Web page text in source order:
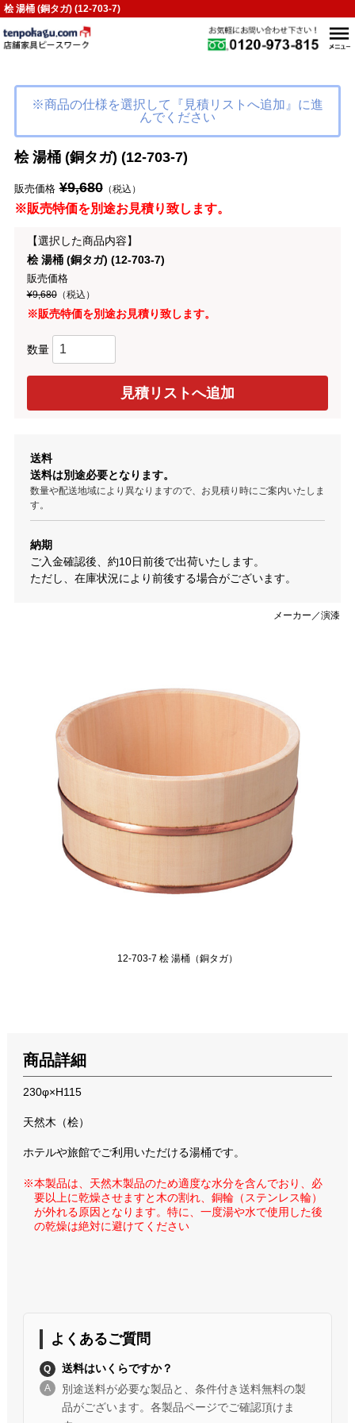
桧 湯桶 (銅タガ) (12-703-7)
メーカー／演漆
12-703-7 桧 湯桶（銅タガ）
※商品の仕様を選択して『見積リストへ追加』に進
んでください
桧 湯桶 (銅タガ) (12-703-7)
販売価格 ¥9,680（税込）
※販売特価を別途お見積り致します。
【選択した商品内容】
桧 湯桶 (銅タガ) (12-703-7)
販売価格
¥9,680（税込）
※販売特価を別途お見積り致します。
数量
送料
送料は別途必要となります。
数量や配送地域により異なりますので、お見積り時にご案内いたしま
す。
納期
ご入金確認後、約10日前後で出荷いたします。
ただし、在庫状況により前後する場合がございます。
商品詳細
230φ×H115
天然木（桧）
ホテルや旅館でご利用いただける湯桶です。
※本製品は、天然木製品のため適度な水分を含んでおり、必
要以上に乾燥させますと木の割れ、銅輪（ステンレス輪）
が外れる原因となります。特に、一度湯や水で使用した後
の乾燥は絶対に避けてください
よくあるご質問
送料はいくらですか？
別途送料が必要な製品と、条件付き送料無料の製
品がございます。各製品ページでご確認頂けま